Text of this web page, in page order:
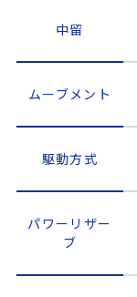
中留
ムーブメント
駆動方式
パワーリザー
ブ